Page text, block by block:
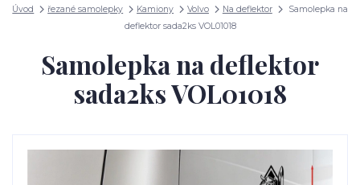
Úvod řezané samolepky Kamiony Volvo Na deflektor
Samolepka na
deflektor sada2ks VOL01018
Samolepka na deflektor
sada2ks VOL01018